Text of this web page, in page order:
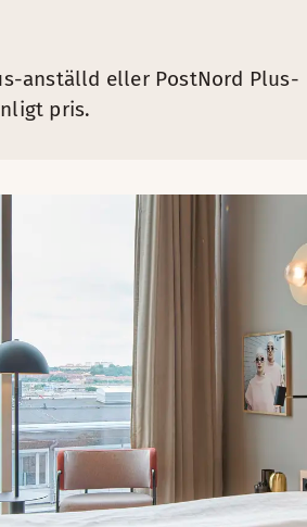
anställd eller PostNord Plus-
pris.